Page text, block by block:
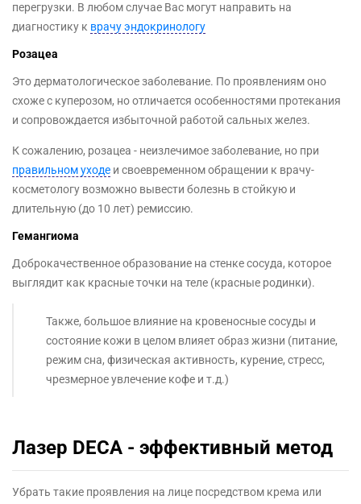
перегрузки. В любом случае Вас могут направить на
диагностику к врачу эндокринологу
Розацеа
Это дерматологическое заболевание. По проявлениям оно
схоже с куперозом, но отличается особенностями протекания
и сопровождается избыточной работой сальных желез.
К сожалению, розацеа - неизлечимое заболевание, но при
правильном уходе и своевременном обращении к врачу-
косметологу возможно вывести болезнь в стойкую и
длительную (до 10 лет) ремиссию.
Гемангиома
Доброкачественное образование на стенке сосуда, которое
выглядит как красные точки на теле (красные родинки).
Также, большое влияние на кровеносные сосуды и
состояние кожи в целом влияет образ жизни (питание,
режим сна, физическая активность, курение, стресс,
чрезмерное увлечение кофе и т.д.)
Лазер DECA - эффективный метод
Убрать такие проявления на лице посредством крема или